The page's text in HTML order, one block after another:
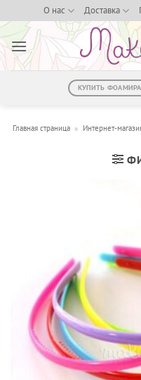
to
content
О нас Доставка
КУПИТЬ
Главная страница » Интернет-